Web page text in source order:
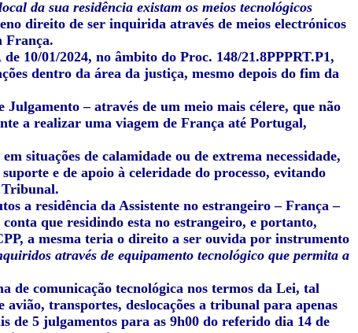
da sua residência existam os meios tecnológicos
direito de ser inquirida através de meios electrónicos
França.
10/01/2024, no âmbito do Proc. 148/21.8PPPRT.P1,
dentro da área da justiça, mesmo depois do fim da
– através de um meio mais célere, que não
a realizar uma viagem de França até Portugal,
situações de calamidade ou de extrema necessidade,
e de apoio à celeridade do processo, evitando
Tribunal.
a residência da Assistente no estrangeiro – França –
que residindo esta no estrangeiro, e portanto,
a mesma teria o direito a ser ouvida por instrumento
através de equipamento tecnológico que permita a
de comunicação tecnológica nos termos da Lei, tal
transportes, deslocações a tribunal para apenas
de 5 julgamentos para as 9h00 do referido dia 14 de